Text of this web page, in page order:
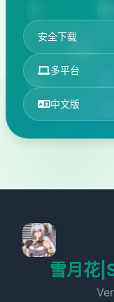
安全下载
多平台
中文版
雪月花